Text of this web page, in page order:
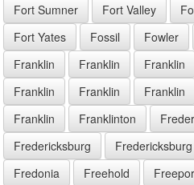
Fort Sumner
Fort Valley
Fort Yates
Fossil Fowler
Franklin
Franklin Franklin
Franklin
Franklin Franklin
Franklin
Franklinton
Fredericksburg
Fredericksburg
Fredonia
Freehold